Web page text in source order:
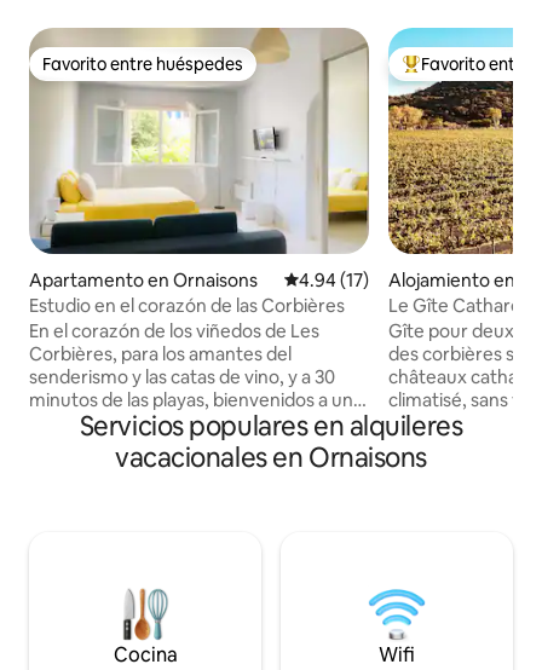
Favorito entre huéspedes
Favorito entre huéspedes
Apartamento en Ornaisons Calificación promedio: 4.94 de
4.94 (17)
Estudio en el corazón de las Corbières
En el corazón de los viñedos de Les
Corbières, para los amantes del
senderismo y las catas de vino, y a 30
minutos de las playas, bienvenidos a un
luminoso estudio idealmente diseñado
para su comodidad. Con una cama doble
de 180 cm y un sofá cama, un baño y una
frente al alojamiento. A pedido,
ofrecemos el alquiler de material para
Favorito entre
Favorito entre
Alojamiento en
Le Gîte Cathare
Gîte pour deux
des corbières
châteaux
climatisé, sans vis
vignes pour un
cadre paisible et
une seule pièce
séparée et une
à l’extérieur. Le
de wifi.
Servicios populares en alquileres
vacacionales en Ornaisons
Cocina Wifi